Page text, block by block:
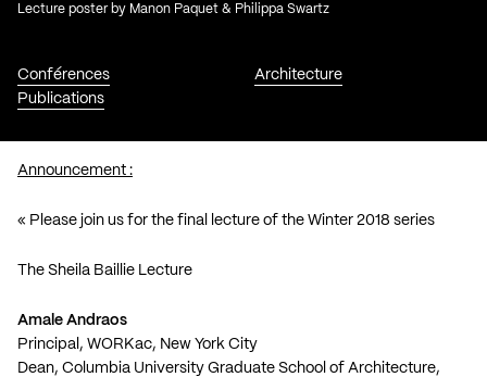
Conférences
Publications
Architecture
Lecture poster by Manon Paquet & Philippa Swartz
Announcement :
« Please join us for the final lecture of the Winter 2018 series
The Sheila Baillie Lecture
Amale Andraos
Principal, WORKac, New York City
Dean, Columbia University Graduate School of Architecture,